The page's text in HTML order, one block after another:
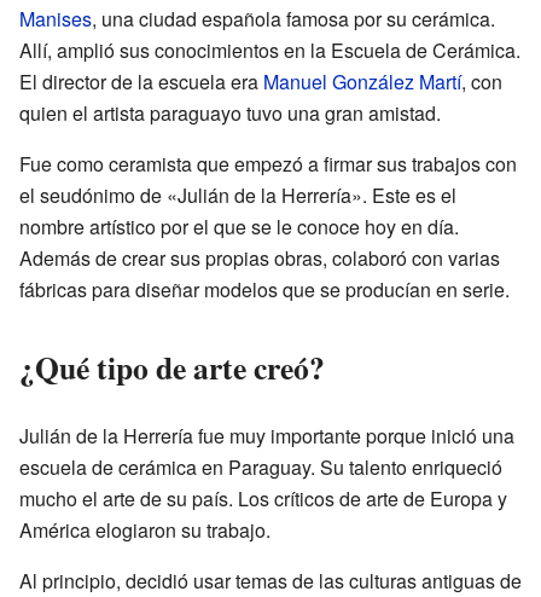
Manises, una ciudad española famosa por su cerámica.
Allí, amplió sus conocimientos en la Escuela de Cerámica.
El director de la escuela era Manuel González Martí, con
quien el artista paraguayo tuvo una gran amistad.
Fue como ceramista que empezó a firmar sus trabajos con
el seudónimo de «Julián de la Herrería». Este es el
nombre artístico por el que se le conoce hoy en día.
Además de crear sus propias obras, colaboró con varias
fábricas para diseñar modelos que se producían en serie.
¿Qué tipo de arte creó?
Julián de la Herrería fue muy importante porque inició una
escuela de cerámica en Paraguay. Su talento enriqueció
mucho el arte de su país. Los críticos de arte de Europa y
América elogiaron su trabajo.
Al principio, decidió usar temas de las culturas antiguas de